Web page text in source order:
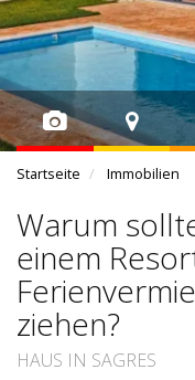
Startseite Immobilien
Warum
einem
ziehen?
HAUS IN SAGRES